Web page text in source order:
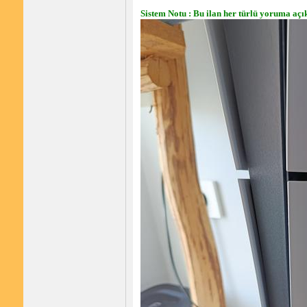
Sistem Notu : Bu ilan her türlü yoruma